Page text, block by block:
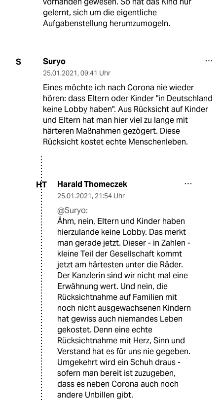
gelernt, sich um die eigentliche
Aufgabenstellung herumzumogeln.
S Suryo
25.01.2021, 09:41 Uhr
Eines möchte ich nach Corona nie wieder
hören: dass Eltern oder Kinder "in Deutschland
keine Lobby haben". Aus Rücksicht auf Kinder
und Eltern hat man hier viel zu lange mit
härteren Maßnahmen gezögert. Diese
Rücksicht kostet echte Menschenleben.
HT Harald Thomeczek
25.01.2021, 21:54 Uhr
@Suryo:
Ähm, nein, Eltern und Kinder haben
hierzulande keine Lobby. Das merkt
man gerade jetzt. Dieser - in Zahlen -
kleine Teil der Gesellschaft kommt
jetzt am härtesten unter die Räder.
Der Kanzlerin sind wir nicht mal eine
Erwähnung wert. Und nein, die
Rücksichtnahme auf Familien mit
noch nicht ausgewachsenen Kindern
hat gewiss auch niemandes Leben
gekostet. Denn eine echte
Rücksichtnahme mit Herz, Sinn und
Verstand hat es für uns nie gegeben.
Umgekehrt wird ein Schuh draus -
sofern man bereit ist zuzugeben,
dass es neben Corona auch noch
andere Unbillen gibt.